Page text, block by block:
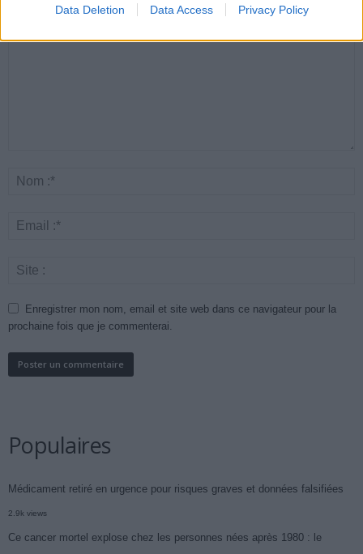
Data Deletion Data Access Privacy Policy
Enregistrer mon nom, email et site web dans ce navigateur pour la
prochaine fois que je commenterai.
Populaires
Médicament retiré en urgence pour risques graves et données falsifiées
2.9k views
Ce cancer mortel explose chez les personnes nées après 1980 : le